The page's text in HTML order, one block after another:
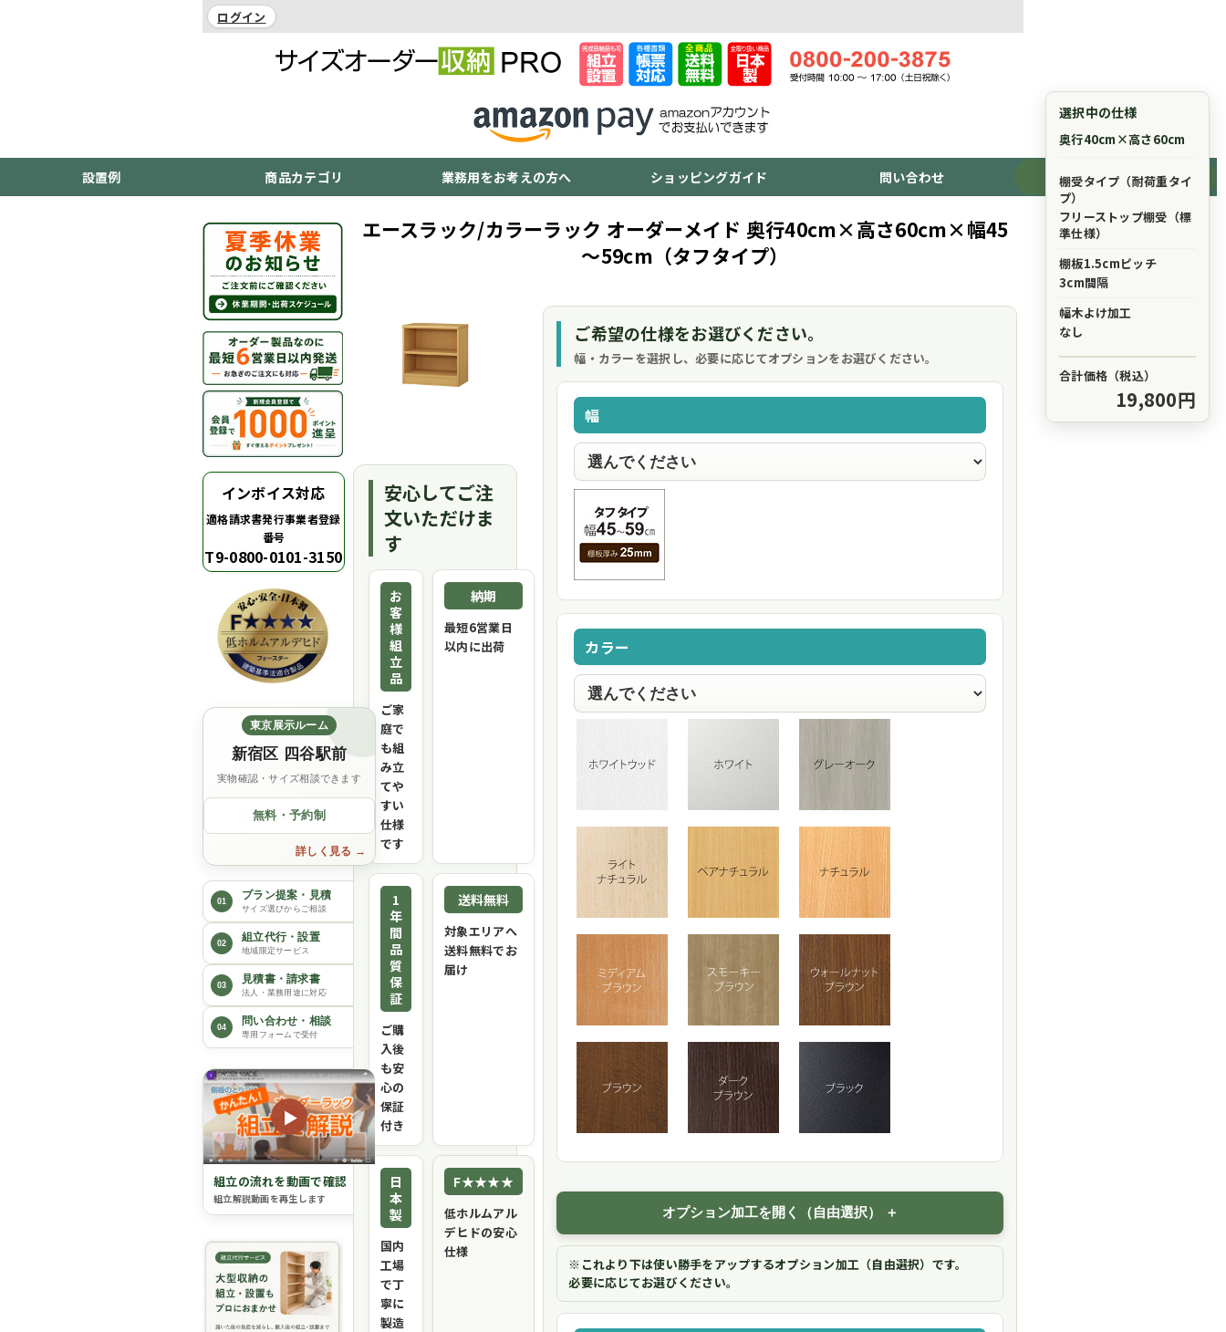
ログイン
設置例 商品カテゴリ 業務用をお考えの方へ ショッピングガイド 問い合わせ ショッピングカート
インボイス対応
適格請求書発行事業者登録
番号
T9-0800-0101-3150
東京展示ルーム
新宿区 四谷駅前
実物確認・サイズ相談できます
無料・予約制
詳しく見る
01 プラン提案・見積
サイズ選びからご相談
02 組立代行・設置
地域限定サービス
03 見積書・請求書
法人・業務用途に対応
04 問い合わせ・相談
専用フォームで受付
▶
組立の流れを動画で確認
組立解説動画を再生します
エースラック/カラーラック オーダーメイド 奥行40cm×高さ60cm×幅45
～59cm（タフタイプ）
安心してご注
文いただけま
す
お
客
様
組
立
品
ご家
庭で
も組
み立
てや
すい
仕様
です
納期
最短6営業日
以内に出荷
1
年
間
品
質
保
証
ご購
入後
も安
心の
保証
付き
送料無料
対象エリアへ
送料無料でお
届け
日
本
製
国内
工場
で丁
寧に
製造
F★★★★
低ホルムアル
デヒドの安心
仕様
ご希望の仕様をお選びください。
幅・カラーを選択し、必要に応じてオプションをお選びください。
選択中の仕様
奥行40cm×高さ60cm
棚受タイプ（耐荷重タイ
プ）
フリーストップ棚受（標
準仕様）
棚板1.5cmピッチ
3cm間隔
幅木よけ加工
なし
合計価格（税込）
19,800円
幅
カラー
オプション加工を開く（自由選択）
※これより下は使い勝手をアップするオプション加工（自由選択）です。
必要に応じてお選びください。